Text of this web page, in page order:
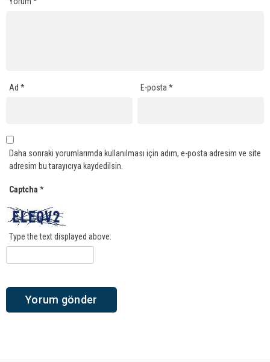
Ad * E-posta*
Daha sonraki yorumlarımda kullanılması için adım, e-posta adresim ve site
adresim bu tarayıcıya kaydedilsin.
Captcha *
Type the text displayed above: